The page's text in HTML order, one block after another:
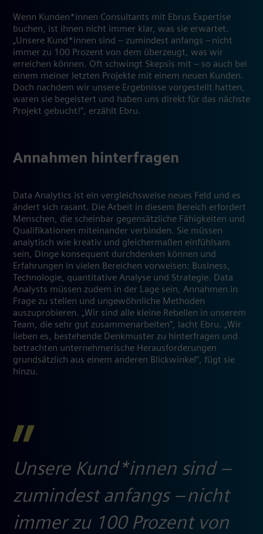
Wenn Kunden*innen Consultants mit Ebrus Expertise
buchen, ist ihnen nicht immer klar, was sie erwartet.
„Unsere Kund*innen sind – zumindest anfangs – nicht
immer zu 100 Prozent von dem überzeugt, was wir
erreichen können. Oft schwingt Skepsis mit – so auch bei
einem meiner letzten Projekte mit einem neuen Kunden.
Doch nachdem wir unsere Ergebnisse vorgestellt hatten,
waren sie begeistert und haben uns direkt für das nächste
Projekt gebucht!”, erzählt Ebru.
Annahmen hinterfragen
Data Analytics ist ein vergleichsweise neues Feld und es
ändert sich rasant. Die Arbeit in diesem Bereich erfordert
Menschen, die scheinbar gegensätzliche Fähigkeiten und
Qualifikationen miteinander verbinden. Sie müssen
analytisch wie kreativ und gleichermaßen einfühlsam
sein, Dinge konsequent durchdenken können und
Erfahrungen in vielen Bereichen vorweisen: Business,
Technologie, quantitative Analyse und Strategie. Data
Analysts müssen zudem in der Lage sein, Annahmen in
Frage zu stellen und ungewöhnliche Methoden
auszuprobieren. „Wir sind alle kleine Rebellen in unserem
Team, die sehr gut zusammenarbeiten”, lacht Ebru. „Wir
lieben es, bestehende Denkmuster zu hinterfragen und
betrachten unternehmerische Herausforderungen
grundsätzlich aus einem anderen Blickwinkel”, fügt sie
hinzu.
Unsere Kund*innen sind –
zumindest anfangs – nicht
immer zu 100 Prozent von